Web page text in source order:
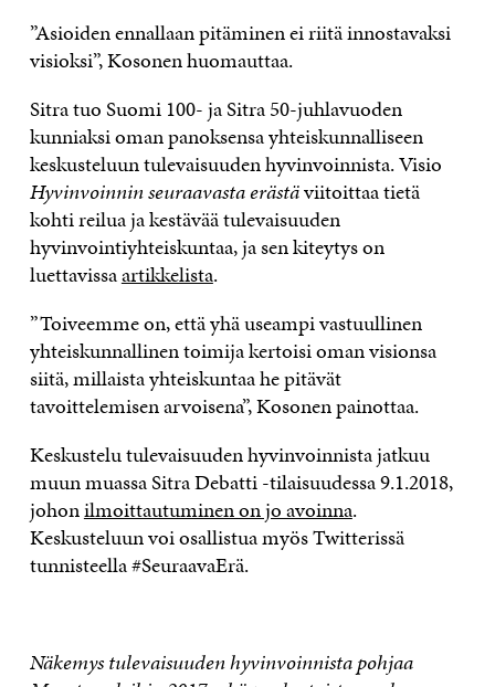
”Asioiden ennallaan pitäminen ei riitä innostavaksi
visioksi”, Kosonen huomauttaa.
Sitra tuo Suomi 100- ja Sitra 50-juhlavuoden
kunniaksi oman panoksensa yhteiskunnalliseen
keskusteluun tulevaisuuden hyvinvoinnista. Visio
Hyvinvoinnin seuraavasta erästäviitoittaa tietä
kohti reilua ja kestävää tulevaisuuden
hyvinvointiyhteiskuntaa, ja sen kiteytys on
luettavissaartikkelista.
”Toiveemme on, että yhä useampi vastuullinen
yhteiskunnallinen toimija kertoisi oman visionsa
siitä, millaista yhteiskuntaa he pitävät
tavoittelemisen arvoisena”, Kosonen painottaa.
Keskustelu tulevaisuuden hyvinvoinnista jatkuu
muun muassa Sitra Debatti -tilaisuudessa 9.1.2018,
johonilmoittautuminen on jo avoinna.
Keskusteluun voi osallistua myös Twitterissä
tunnisteella #SeuraavaErä.
Näkemys tulevaisuuden hyvinvoinnista pohjaa